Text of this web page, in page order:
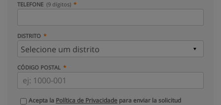
TELEFONE (9 dígitos)
DISTRITO
CÓDIGO POSTAL
Acepta la Política de Privacidade para enviar la solicitud